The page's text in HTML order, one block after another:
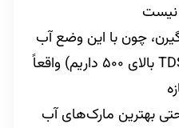
چون با این وضع آب
ایران (که حتی تو پایتخت TDS بالای ۵۰۰ داریم) واقعاً
بهترین مارک‌های آب